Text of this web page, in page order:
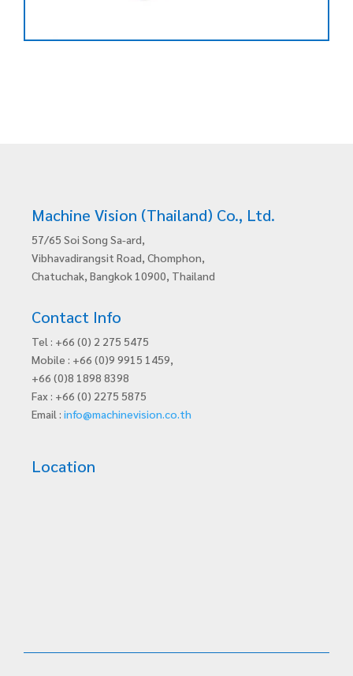
Machine Vision (Thailand) Co., Ltd.
57/65 Soi Song Sa-ard,
Vibhavadirangsit Road, Chomphon,
Chatuchak, Bangkok 10900, Thailand
Contact Info
Tel : +66 (0) 2 275 5475
Mobile : +66 (0)9 9915 1459,
+66 (0)8 1898 8398
Fax : +66 (0) 2275 5875
Email : info@machinevision.co.th
Location